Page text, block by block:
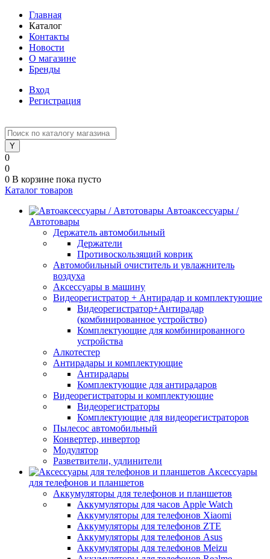
Главная
Каталог
Контакты
Новости
О магазине
Бренды
Вход
Регистрация
0
0
0 В корзине пока пусто
Каталог товаров
Автоаксессуары /
Автотовары
Держатель автомобильный
Держатели
Противоскользящий коврик
Автомобильный очиститель и увлажнитель
воздуха
Аксессуары в машину
Видеорегистратор + Антирадар и комплектующие
Видеорегистратор+Антирадар
(комбинированное устройство)
Комплектующие для комбинированного
устройства
Алкотестер
Антирадары и комплектующие
Антирадары
Комплектующие для антирадаров
Видеорегистраторы и комплектующие
Видеорегистраторы
Комплектующие для видеорегистраторов
Пылесос автомобильный
Конвертер, инвертор
Модулятор
Разветвители, удлинители
Аксессуары
для телефонов и планшетов
Аккумуляторы для телефонов и планшетов
Аккумуляторы для часов Apple Watch
Аккумуляторы для телефонов Xiaomi
Аккумуляторы для телефонов ZTE
Аккумуляторы для телефонов Asus
Аккумуляторы для телефонов Meizu